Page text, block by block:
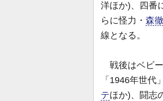
洋ほか)、四番
らに怪力・ 森徹
線となる。
戦後はベビー
「1946年世
テほか)、闘志